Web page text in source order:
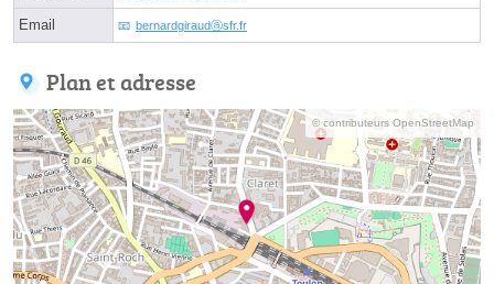
Email bernardgiraudⓐsfr.fr
Plan et adresse
© contributeurs OpenStreetMap